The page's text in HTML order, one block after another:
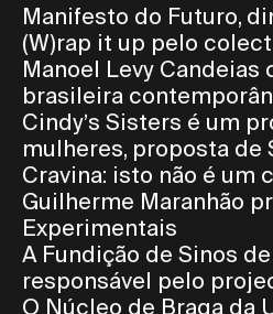
Manifesto do Futuro,
(W)rap it up pelo
Manoel Levy
brasileira
Cindy’s Sisters é um
mulheres, proposta de
Cravina: isto não é um
Guilherme Maranhão
Experimentais
A Fundição de Sinos
responsável pelo
O Núcleo de Braga da